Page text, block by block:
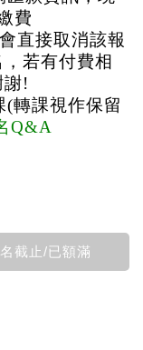
費
直接取消該報
若有付費相
謝!
轉課視作保留
Q&A